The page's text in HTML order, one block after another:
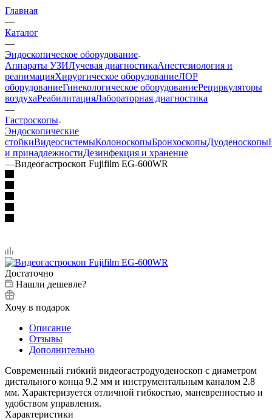
Главная
—
Каталог
—
Эндоскопическое оборудование
Аппараты УЗИЛучевая диагностикаАнестезиология и
реанимацияХирургическое оборудованиеЛОР
оборудованиеГинекологическое оборудованиеРециркуляторы
воздухаРеабилитацияЛабораторная диагностика
—
Гастроскопы
Эндоскопические
стойкиВидеосистемыКолоноскопыБронхоскопыДуоденоскопы
и принадлежностиДезинфекция и хранение
—Видеогастроскоп Fujifilm EG-600WR
Достаточно
Нашли дешевле?
Хочу в подарок
Описание
Отзывы
Дополнительно
Современный гибкий видеогастродуоденоскоп с диаметром
дистального конца 9.2 мм и инструментальным каналом 2.8
мм. Характеризуется отличной гибкостью, маневренностью и
удобством управления.
Характеристики